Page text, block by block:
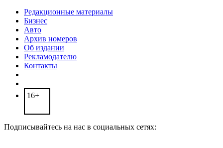
Редакционные материалы
Бизнес
Авто
Архив номеров
Об издании
Рекламодателю
Контакты
16+
Подписывайтесь на нас в социальных сетях: